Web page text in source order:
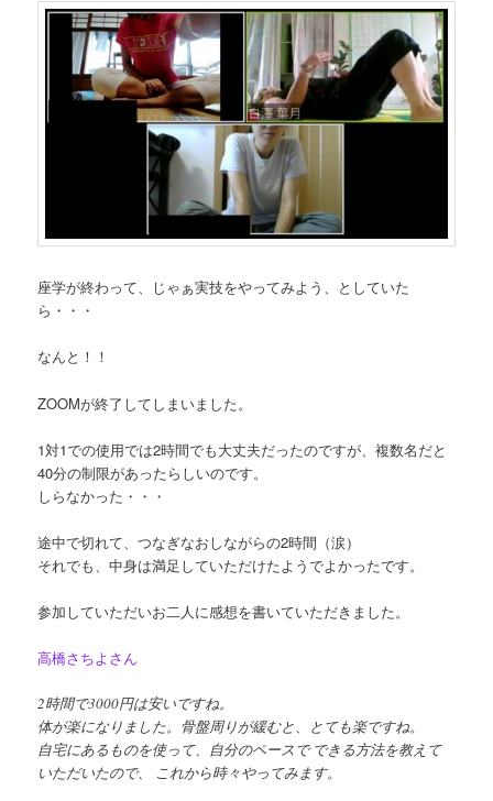
座学が終わって、じゃぁ実技をやってみよう、としていた
ら・・・
なんと！！
ZOOMが終了してしまいました。
1対1での使用では2時間でも大丈夫だったのですが、複数名だと
40分の制限があったらしいのです。
しらなかった・・・
途中で切れて、つなぎなおしながらの2時間（涙）
それでも、中身は満足していただけたようでよかったです。
参加していただいお二人に感想を書いていただきました。
高橋さちよさん
2時間で3000円は安いですね。
体が楽になりました。骨盤周りが緩むと、とても楽ですね。
自宅にあるものを使って、自分のペースで できる方法を教えて
いただいたので、 これから時々やってみます。